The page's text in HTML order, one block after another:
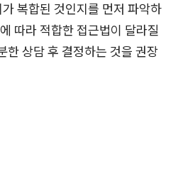
복합된 것인지를 먼저 파악하
따라 적합한 접근법이 달라질
한 상담 후 결정하는 것을 권장